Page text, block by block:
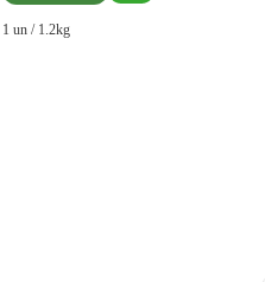
1 un / 1.2kg